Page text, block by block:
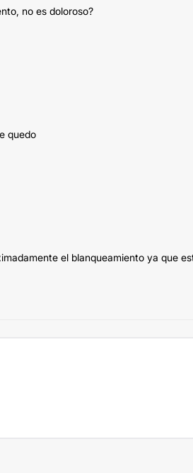
no es doloroso?
quedo
el blanqueamiento ya que